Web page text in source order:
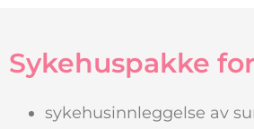
Sykehuspakke
sykehusinnleggelse av